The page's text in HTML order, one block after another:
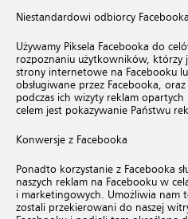
Niestandardowi odbiorcy
Używamy Piksela Facebooka do
rozpoznaniu użytkowników, którzy
strony internetowe na Facebooku
obsługiwane przez Facebooka,
podczas ich wizyty reklam opartych
celem jest pokazywanie Państwu
Konwersje z Facebooka
Ponadto korzystanie z Facebooka
naszych reklam na Facebooku w
i marketingowych. Umożliwia nam
zostali przekierowani do naszej